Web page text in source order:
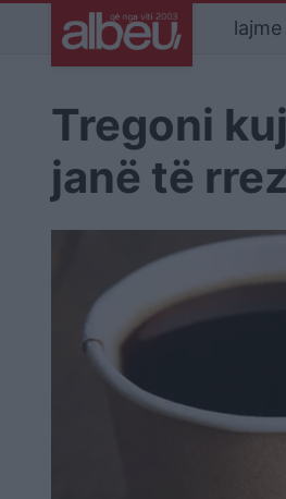
lajme
Tregoni
janë të